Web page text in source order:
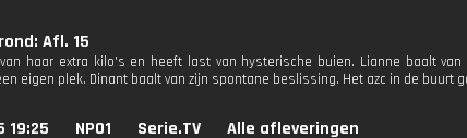
Afl. 15
haar extra kilo's en heeft last van hysterische buien. Lianne baalt
eigen plek. Dinant baalt van zijn spontane beslissing. Het azc in de buurt
19:25 NPO1 Serie.TV Alle afleveringen